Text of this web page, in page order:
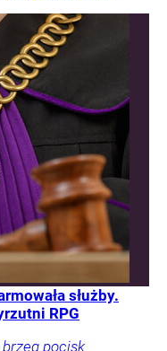
służby.
RPG
pocisk